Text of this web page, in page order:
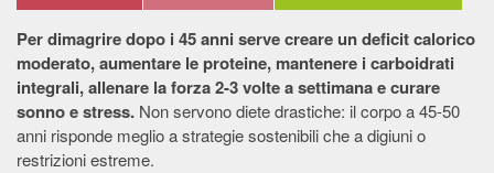
Per dimagrire dopo i 45 anni serve creare un deficit calorico
moderato, aumentare le proteine, mantenere i carboidrati
integrali, allenare la forza 2-3 volte a settimana e curare
sonno e stress. Non servono diete drastiche: il corpo a 45-50
anni risponde meglio a strategie sostenibili che a digiuni o
restrizioni estreme.